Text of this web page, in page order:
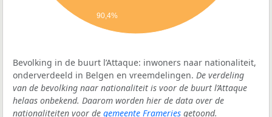
90,4%
Bevolking in de buurt l’Attaque: inwoners naar nationaliteit,
onderverdeeld in Belgen en vreemdelingen. De verdeling
van de bevolking naar nationaliteit is voor de buurt l’Attaque
helaas onbekend. Daarom worden hier de data over de
nationaliteiten voor de gemeente Frameries getoond.